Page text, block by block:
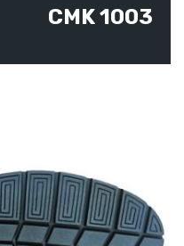
CMK 1003